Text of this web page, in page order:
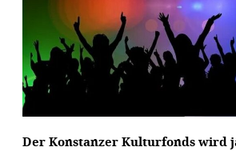
Der Konstanzer Kulturfonds wird